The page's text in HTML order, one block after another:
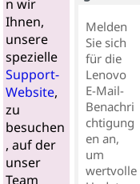
n wir
Ihnen,
unsere
spezielle
Support-
Website,
zu
besuchen
, auf der
unser
Team
Melden
Sie sich
für die
Lenovo
E-Mail-
Benachri
chtigung
en an,
um
wertvolle